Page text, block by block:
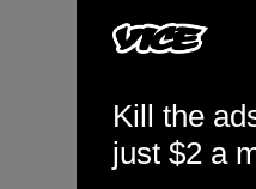
Kill the
just $2 a